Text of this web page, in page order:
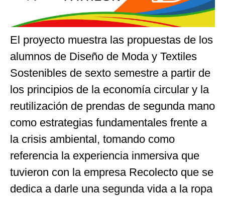
El proyecto muestra las propuestas de los
alumnos de Diseño de Moda y Textiles
Sostenibles de sexto semestre a partir de
los principios de la economía circular y la
reutilización de prendas de segunda mano
como estrategias fundamentales frente a
la crisis ambiental, tomando como
referencia la experiencia inmersiva que
tuvieron con la empresa Recolecto que se
dedica a darle una segunda vida a la ropa